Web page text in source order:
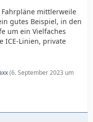
mittlerweile
gutes Beispiel, in den
um ein Vielfaches
ICE-Linien, private
(6. September 2023 um